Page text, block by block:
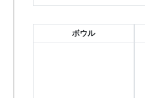
ボウル